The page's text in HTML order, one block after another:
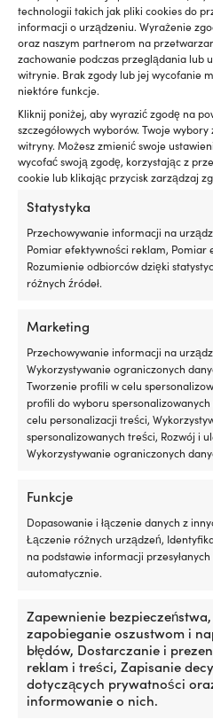
technologii takich jak pliki cookies do
informacji o urządzeniu. Wyrażenie
oraz naszym partnerom na
zachowanie podczas przeglądania lub
witrynie. Brak zgody lub jej wycofanie
niektóre funkcje.
Kliknij poniżej, aby wyrazić zgodę na
szczegółowych wyborów. Twoje
witryny. Możesz zmienić swoje
wycofać swoją zgodę, korzystając z
cookie lub klikając przycisk zarządzaj
Statystyka
Przechowywanie informacji na
Pomiar efektywności reklam, Pomiar
Rozumienie odbiorców dzięki
różnych źródeł.
Marketing
Przechowywanie informacji na
Wykorzystywanie ograniczonych
Tworzenie profili w celu
profili do wyboru
celu personalizacji treści,
spersonalizowanych treści, Rozwój i
Wykorzystywanie ograniczonych
Funkcje
Dopasowanie i łączenie danych z
Łączenie różnych urządzeń,
na podstawie informacji przesyłanych
automatycznie.
Zapewnienie bezpieczeństwa,
zapobieganie oszustwom i
błędów, Dostarczanie i
reklam i treści, Zapisanie
dotyczących prywatności
informowanie o nich.
dla
właścicieli
łodzi
z
silnikiem
stacjonarnym
lub
silnikiem
rufowym,
gdzie
drobne
łatwo
zamienia
się
zabrudzenia
silnika
zęzie.
Ograniczając
kapanie
plamy,
przyczynia
także
mniejszego,
niepotrzebnego
wpływu
na
Jak
pomaga
Twojemu
silnikowi
Dodatek
działa
TYP POKŁADU
Wydrążony szczyt (najtańszy)
DŁUGOŚĆ ODBIJACZA
61 cm
LINK DO PRODUCENTA
https://www.ipcastro.com/en/
OBWÓD ODBIJACZA
46 cm
EAN
ŚREDNICA OKA
Ø15 mm
WYPORNOŚĆ
8 kg
Bez zaworu zwrotnego
POZIOM JAKOŚCI
Standard
Pionowo & poziomo (2 ucha)